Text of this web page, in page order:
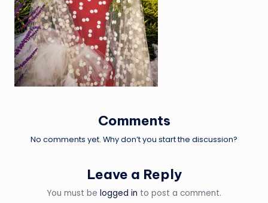
Comments
No comments yet. Why don’t you start the discussion?
Leave a Reply
You must be logged in to post a comment.